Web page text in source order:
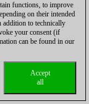
functions, to improve
on their intended
addition to technically
your consent (if
can be found in our
Accept
all